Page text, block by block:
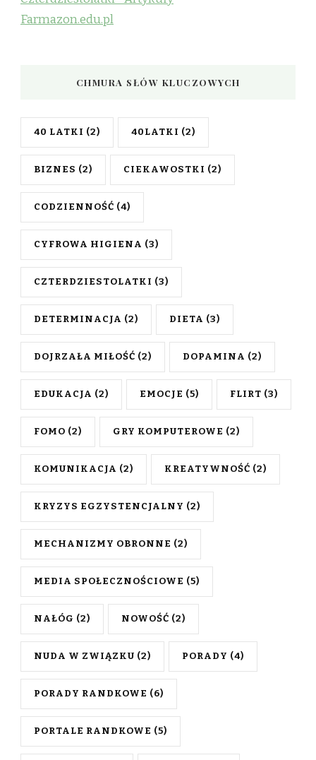
Farmazon.edu.pl
CHMURA SŁÓW KLUCZOWYCH
40 LATKI (2) 40LATKI (2)
BIZNES (2) CIEKAWOSTKI (2)
CODZIENNOŚĆ (4)
CYFROWA HIGIENA (3)
CZTERDZIESTOLATKI (3)
DETERMINACJA (2) DIETA (3)
DOJRZAŁA MIŁOŚĆ (2) DOPAMINA (2)
EDUKACJA (2) EMOCJE (5) FLIRT (3)
FOMO (2) GRY KOMPUTEROWE (2)
KOMUNIKACJA (2) KREATYWNOŚĆ (2)
KRYZYS EGZYSTENCJALNY (2)
MECHANIZMY OBRONNE (2)
MEDIA SPOŁECZNOŚCIOWE (5)
NAŁÓG (2) NOWOŚĆ (2)
NUDA W ZWIĄZKU (2) PORADY (4)
PORADY RANDKOWE (6)
PORTALE RANDKOWE (5)